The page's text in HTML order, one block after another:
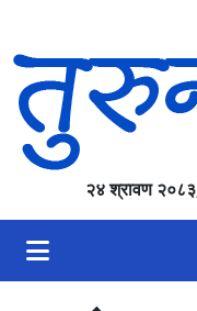
२४ श्रावण